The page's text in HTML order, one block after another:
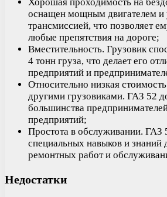
оснащен мощным двигателем и
трансмиссией, что позволяет
любые препятствия на дороге;
Вместительность. Грузовик
4 тонн груза, что делает его
предприятий и
Относительно низкая
другими грузовиками. ГАЗ 52
большинства
предприятий;
Простота в обслуживании. ГАЗ
специальных навыков и знаний
ремонтных работ и
Недостатки